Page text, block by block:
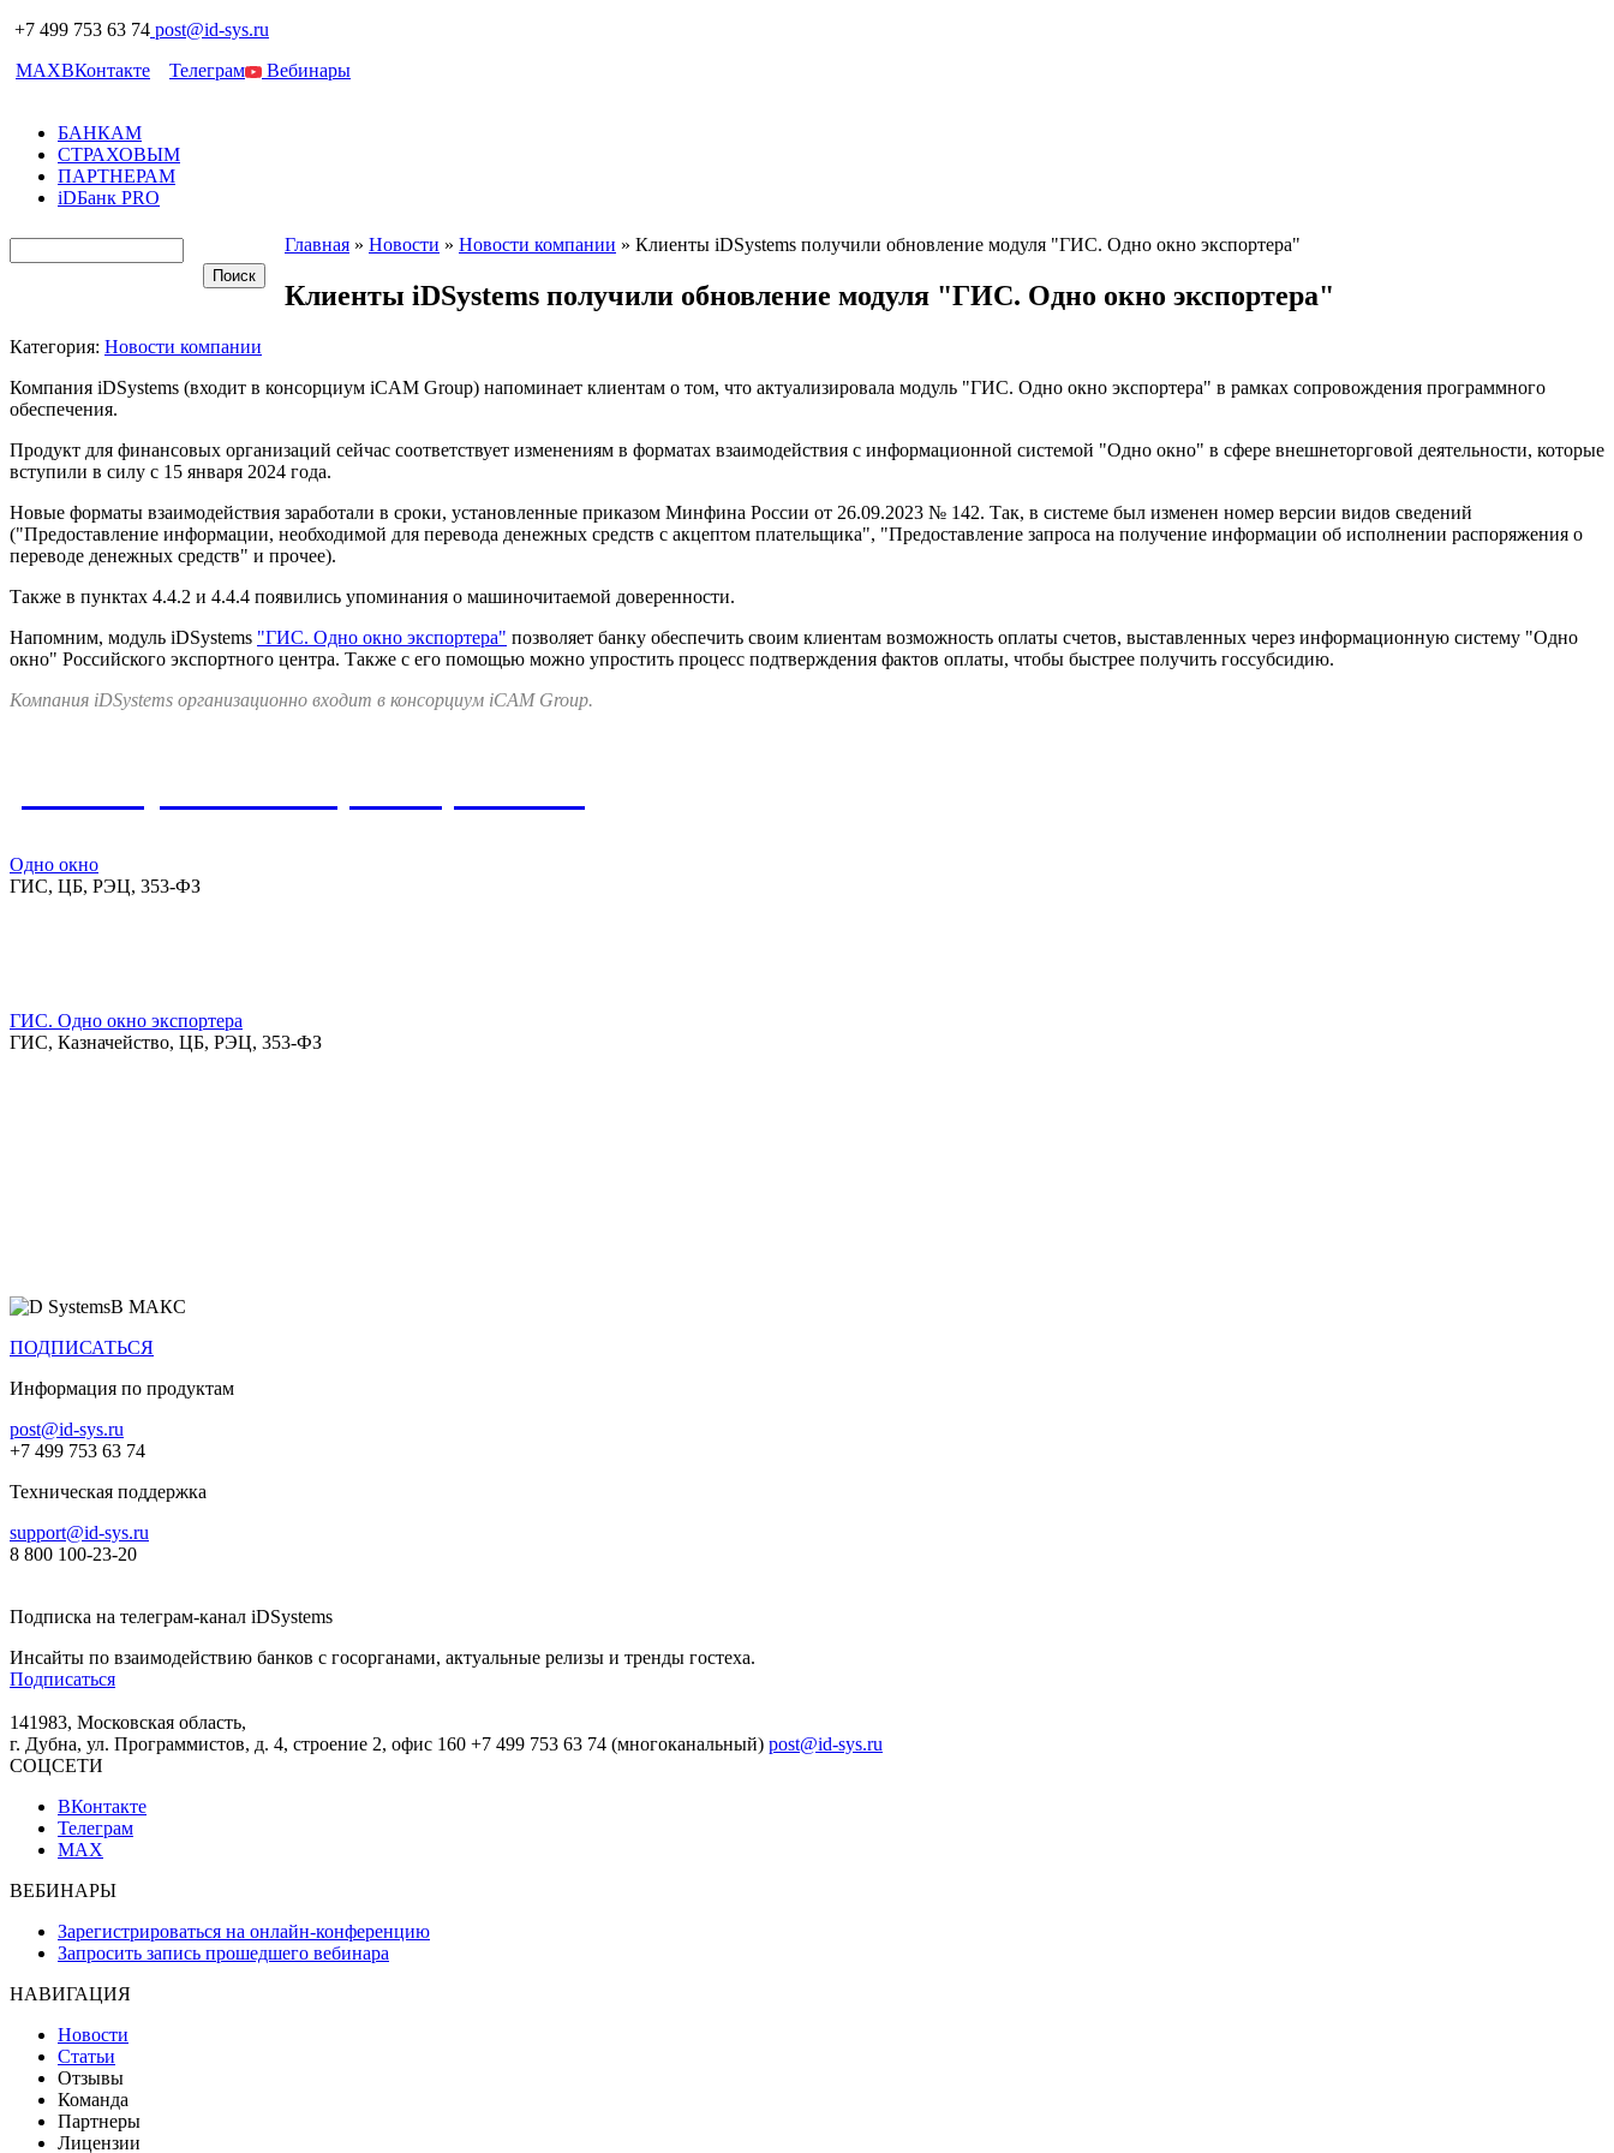
+7 499 753 63 74 post@id-sys.ru
MAXВКонтакте Телеграм Вебинары
БАНКАМ
СТРАХОВЫМ
ПАРТНЕРАМ
iDБанк PRO
Главная » Новости » Новости компании » Клиенты iDSystems получили обновление модуля "ГИС. Одно окно экспортера"
Клиенты iDSystems получили обновление модуля "ГИС. Одно окно экспортера"
Категория: Новости компании
Компания iDSystems (входит в консорциум iCAM Group) напоминает клиентам о том, что актуализировала модуль "ГИС. Одно окно экспортера" в рамках сопровождения программного
обеспечения.
Продукт для финансовых организаций сейчас соответствует изменениям в форматах взаимодействия с информационной системой "Одно окно" в сфере внешнеторговой деятельности, которые
вступили в силу с 15 января 2024 года.
Новые форматы взаимодействия заработали в сроки, установленные приказом Минфина России от 26.09.2023 № 142. Так, в системе был изменен номер версии видов сведений
("Предоставление информации, необходимой для перевода денежных средств с акцептом плательщика", "Предоставление запроса на получение информации об исполнении распоряжения о
переводе денежных средств" и прочее).
Также в пунктах 4.4.2 и 4.4.4 появились упоминания о машиночитаемой доверенности.
Напомним, модуль iDSystems "ГИС. Одно окно экспортера" позволяет банку обеспечить своим клиентам возможность оплаты счетов, выставленных через информационную систему "Одно
окно" Российского экспортного центра. Также с его помощью можно упростить процесс подтверждения фактов оплаты, чтобы быстрее получить госсубсидию.
Компания iDSystems организационно входит в консорциум iCAM Group.
Одно окно
ГИС, ЦБ, РЭЦ, 353-ФЗ
ГИС. Одно окно экспортера
ГИС, Казначейство, ЦБ, РЭЦ, 353-ФЗ
В МАКС
ПОДПИСАТЬСЯ
Информация по продуктам
post@id-sys.ru
+7 499 753 63 74
Техническая поддержка
support@id-sys.ru
8 800 100-23-20
Подписка на телеграм-канал iDSystems
Инсайты по взаимодействию банков с госорганами, актуальные релизы и тренды гостеха.
Подписаться
141983, Московская область,
г. Дубна, ул. Программистов, д. 4, строение 2, офис 160 +7 499 753 63 74 (многоканальный) post@id-sys.ru
СОЦСЕТИ
ВКонтакте
Телеграм
MAX
ВЕБИНАРЫ
Зарегистрироваться на онлайн-конференцию
Запросить запись прошедшего вебинара
НАВИГАЦИЯ
Новости
Статьи
Отзывы
Команда
Партнеры
Лицензии